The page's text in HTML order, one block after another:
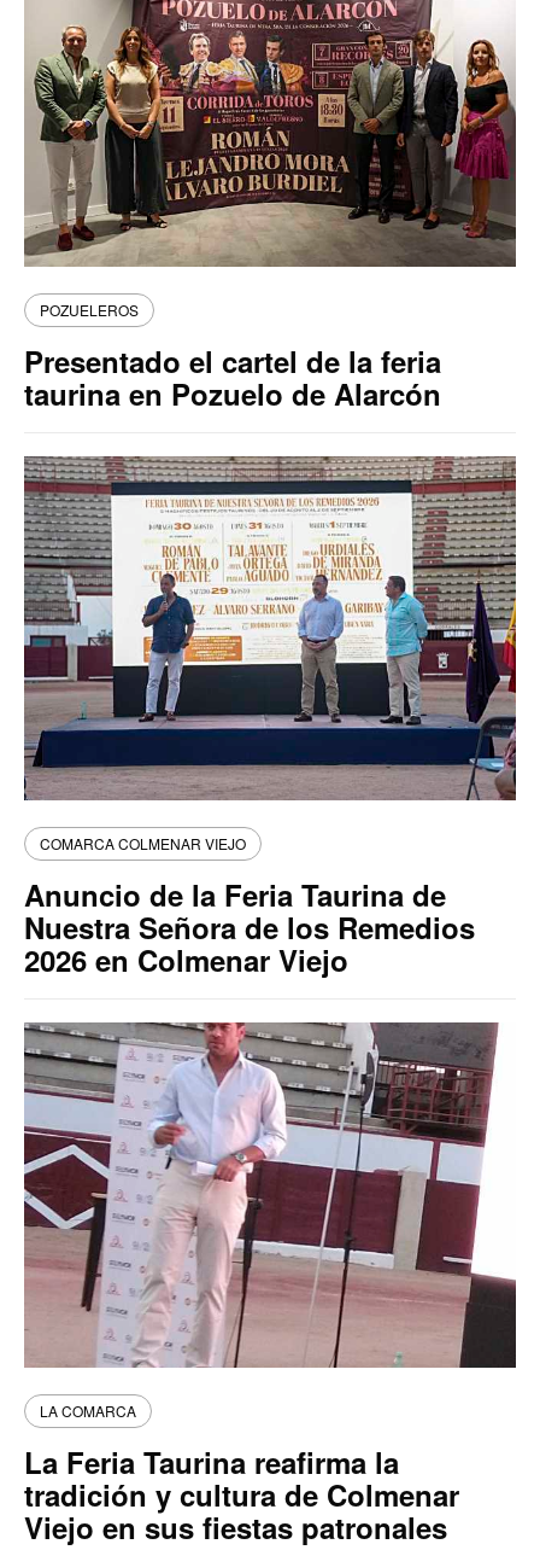
POZUELEROS
Presentado el cartel de la feria
taurina en Pozuelo de Alarcón
COMARCA COLMENAR VIEJO
Anuncio de la Feria Taurina de
Nuestra Señora de los Remedios
2026 en Colmenar Viejo
LA COMARCA
La Feria Taurina reafirma la
tradición y cultura de Colmenar
Viejo en sus fiestas patronales